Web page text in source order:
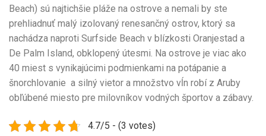
Beach) sú najtichšie pláže na ostrove a nemali by ste
prehliadnuť malý izolovaný renesančný ostrov, ktorý sa
nachádza naproti Surfside Beach v blízkosti Oranjestad a
De Palm Island, obklopený útesmi. Na ostrove je viac ako
40 miest s vynikajúcimi podmienkami na potápanie a
šnorchlovanie a silný vietor a množstvo vĺn robí z Aruby
obľúbené miesto pre milovníkov vodných športov a zábavy.
4.7/5 - (3 votes)